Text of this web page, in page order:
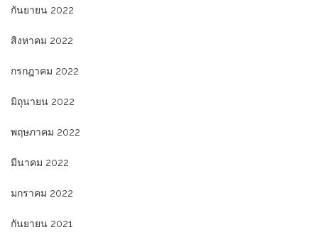
กันยายน 2022
สิงหาคม 2022
กรกฎาคม 2022
มิถุนายน 2022
พฤษภาคม 2022
มีนาคม 2022
มกราคม 2022
กันยายน 2021